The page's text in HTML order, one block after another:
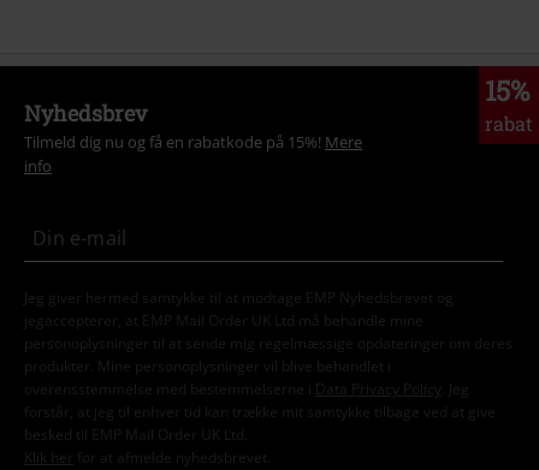
15%
rabat
Nyhedsbrev
Tilmeld dig nu og få en rabatkode på 15%! Mere
info
Jeg giver hermed samtykke til at modtage EMP Nyhedsbrevet og
jegaccepterer, at EMP Mail Order UK Ltd må behandle mine
personoplysninger til at sende mig regelmæssige opdateringer om deres
produkter. Mine personoplysninger vil blive behandlet i
overensstemmelse med bestemmelserne i
Data Privacy Policy
. Jeg
forstår, at jeg til enhver tid kan trække mit samtykke tilbage ved at give
besked til EMP Mail Order UK Ltd.
Klik her
for at afmelde nyhedsbrevet.